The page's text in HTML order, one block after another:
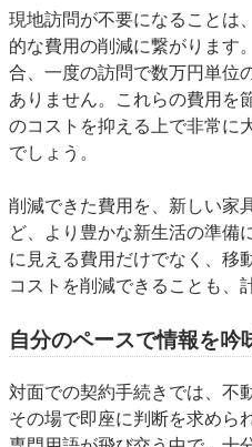
現地訪問が不要になることは
的な費用の削減に繋がります
合、一度の訪問で数万円単位
ありません。これらの費用を
のコストを抑える上で非常に
でしょう。
削減できた費用を、新しい家
ど、より豊かな新生活の準備
に見える費用だけでなく、移
コストを削減できることも、
自分のペースで情報を吟
対面での契約手続きでは、不
その場で即座に判断を求めら